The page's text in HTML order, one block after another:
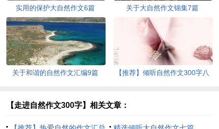
实用的保护大自然作文6篇 关于大自然作文锦集7篇
关于和谐的自然作文汇编9篇
【推荐】倾听自然作文300字八
【走进自然作文300字】相关文章：